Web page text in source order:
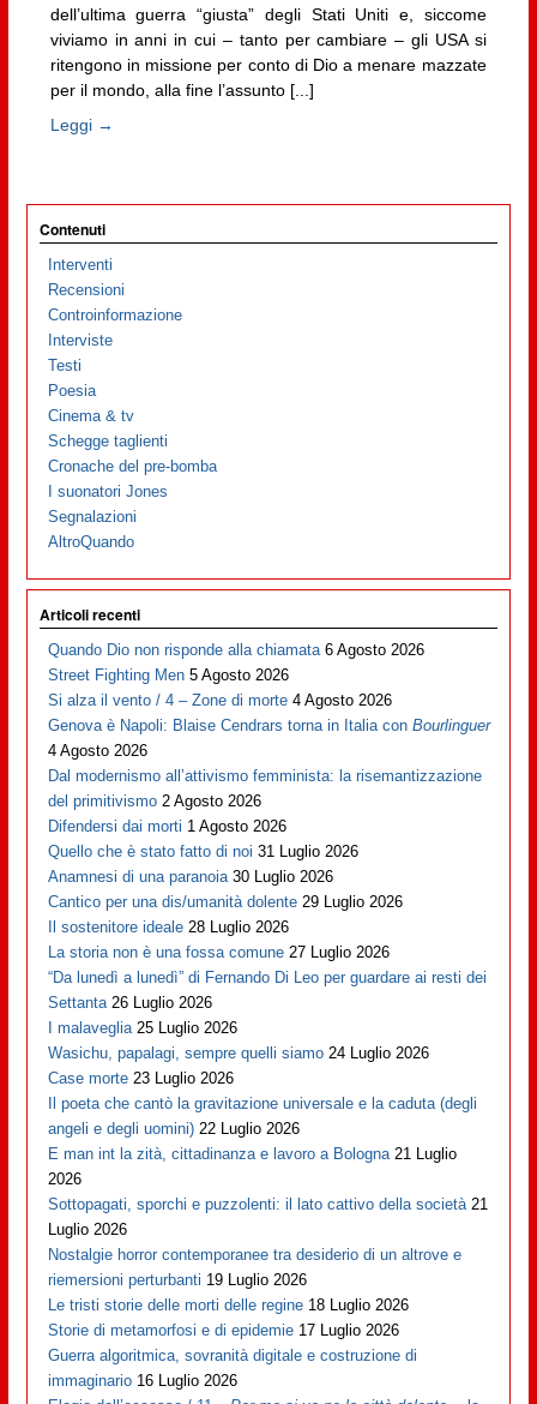
dell’ultima guerra “giusta” degli Stati Uniti e, siccome
viviamo in anni in cui – tanto per cambiare – gli USA si
ritengono in missione per conto di Dio a menare mazzate
per il mondo, alla fine l’assunto [...]
Leggi →
Contenuti
Interventi
Recensioni
Controinformazione
Interviste
Testi
Poesia
Cinema & tv
Schegge taglienti
Cronache del pre-bomba
I suonatori Jones
Segnalazioni
AltroQuando
Articoli recenti
Quando Dio non risponde alla chiamata 6 Agosto 2026
Street Fighting Men 5 Agosto 2026
Si alza il vento / 4 – Zone di morte 4 Agosto 2026
Genova è Napoli: Blaise Cendrars torna in Italia conBourlinguer
4 Agosto 2026
Dal modernismo all’attivismo femminista: la risemantizzazione
del primitivismo 2 Agosto 2026
Difendersi dai morti 1 Agosto 2026
Quello che è stato fatto di noi 31 Luglio 2026
Anamnesi di una paranoia 30 Luglio 2026
Cantico per una dis/umanità dolente 29 Luglio 2026
Il sostenitore ideale 28 Luglio 2026
La storia non è una fossa comune 27 Luglio 2026
“Da lunedì a lunedì” di Fernando Di Leo per guardare ai resti dei
Settanta 26 Luglio 2026
I malaveglia 25 Luglio 2026
Wasichu, papalagi, sempre quelli siamo 24 Luglio 2026
Case morte 23 Luglio 2026
Il poeta che cantò la gravitazione universale e la caduta (degli
angeli e degli uomini) 22 Luglio 2026
E man int la zità, cittadinanza e lavoro a Bologna 21 Luglio
2026
Sottopagati, sporchi e puzzolenti: il lato cattivo della società 21
Luglio 2026
Nostalgie horror contemporanee tra desiderio di un altrove e
riemersioni perturbanti 19 Luglio 2026
Le tristi storie delle morti delle regine 18 Luglio 2026
Storie di metamorfosi e di epidemie 17 Luglio 2026
Guerra algoritmica, sovranità digitale e costruzione di
immaginario 16 Luglio 2026